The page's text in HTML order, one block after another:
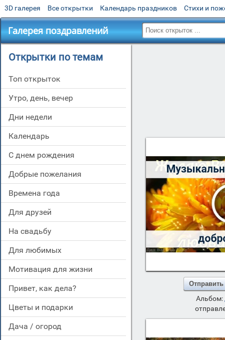
3D галерея Все открытки Календарь праздников Стихи и
Галерея поздравлений
Открытки по темам
Топ открыток
утро, день, вечер
дни недели
Календарь
c днем рождения
добрые пожелания
времена года
для друзей
на свадьбу
для любимых
мотивация для жизни
привет, как дела?
цветы и подарки
дача / огород
Отправить
Альбом: